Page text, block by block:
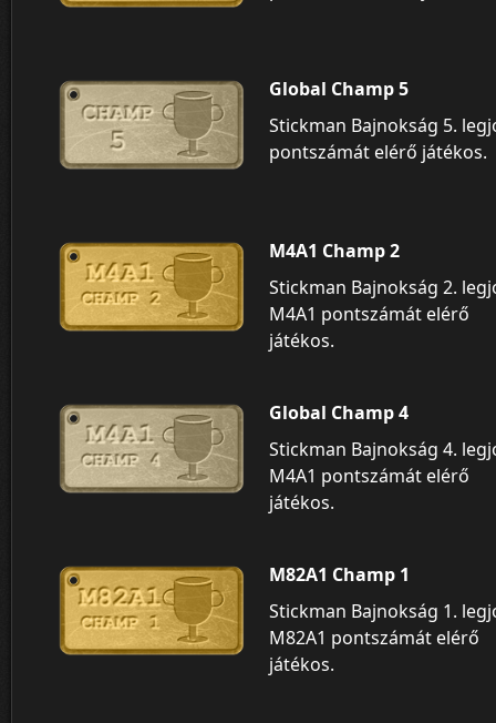
Global Champ 5
Stickman Bajnokság 5.
pontszámát elérő játékos.
M4A1 Champ 2
Stickman Bajnokság 2.
M4A1 pontszámát elérő
játékos.
Global Champ 4
Stickman Bajnokság 4.
M4A1 pontszámát elérő
játékos.
M82A1 Champ 1
Stickman Bajnokság 1.
M82A1 pontszámát elérő
játékos.